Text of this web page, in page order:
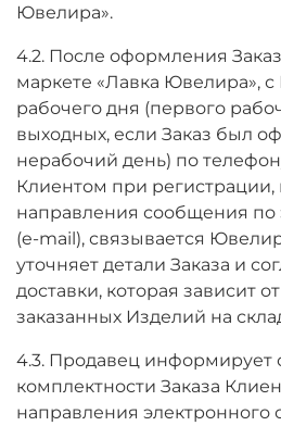
Ювелира».
4.2. После оформления
маркете «Лавка Ювелира»,
рабочего дня (первого
выходных, если Заказ был
нерабочий день) по
Клиентом при регистрации,
направления сообщения по
(e-mail), связывается
уточняет детали Заказа и
доставки, которая зависит
заказанных Изделий на
4.3. Продавец информирует
комплектности Заказа
направления электронного